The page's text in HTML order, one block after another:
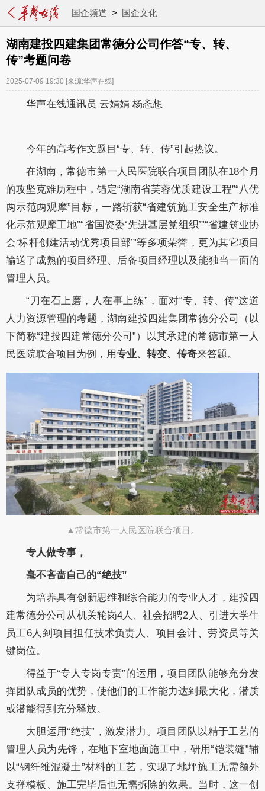
国企频道 > 国企文化
湖南建投四建集团常德分公司作答“专、转、
传”考题问卷
2025-07-09 19:30 [来源:华声在线]
华声在线通讯员 云娟娟 杨忞想
今年的高考作文题目“专、转、传”引起热议。
在湖南，常德市第一人民医院联合项目团队在18个月
的攻坚克难历程中，锚定“湖南省芙蓉优质建设工程”“八优
两示范两观摩”目标，一路斩获“省建筑施工安全生产标准
化示范观摩工地”“省国资委‘先进基层党组织’”“省建筑业协
会‘标杆创建活动优秀项目部’”等多项荣誉，更为其它项目
输送了成熟的项目经理、后备项目经理以及能独当一面的
管理人员。
“刀在石上磨，人在事上练”，面对“专、转、传”这道
人力资源管理的考题，湖南建投四建集团常德分公司（以
下简称“建投四建常德分公司”）以其承建的常德市第一人
民医院联合项目为例，用专业、转变、传奇来答题。
▲常德市第一人民医院联合项目。
专人做专事，
毫不吝啬自己的“绝技”
为培养具有创新思维和综合能力的专业人才，建投四
建常德分公司从机关轮岗4人、社会招聘2人、引进大学生
员工6人到项目担任技术负责人、项目会计、劳资员等关
键岗位。
得益于“专人专岗专责”的运用，项目团队能够充分发
挥团队成员的优势，使他们的工作能力达到最大化，潜质
或潜能得到充分释放。
大胆运用“绝技”，激发潜力。 项目团队以精于工艺的
管理人员为先锋，在地下室地面施工中，研用“铠装缝”辅
以“钢纤维混凝土”材料的工艺，实现了地坪施工无需额外
支撑模板、施工完毕后也无需拆除的效果。当时，这一创